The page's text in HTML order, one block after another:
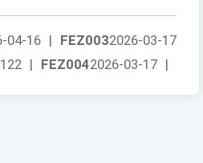
FEZ0032026-03-17
04-16 |
FEZ0042026-03-17 |
122 |